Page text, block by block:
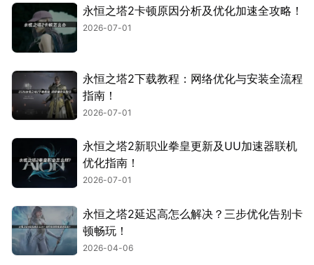
永恒之塔2卡顿原因分析及优化加速全攻略！
2026-07-01
永恒之塔2下载教程：网络优化与安装全流程
指南！
2026-07-01
永恒之塔2新职业拳皇更新及UU加速器联机
优化指南！
2026-07-01
永恒之塔2延迟高怎么解决？三步优化告别卡
顿畅玩！
2026-04-06